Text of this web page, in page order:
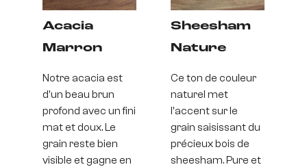
Acacia
Marron
Notre acacia est
d'un beau brun
profond avec un fini
mat et doux. Le
grain reste bien
visible et gagne en
Sheesham
Nature
Ce ton de couleur
naturel met
l'accent sur le
grain saisissant du
précieux bois de
sheesham. Pure et